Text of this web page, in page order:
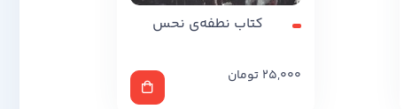
کتاب نطفه‌ی نحس
25,000 تومان